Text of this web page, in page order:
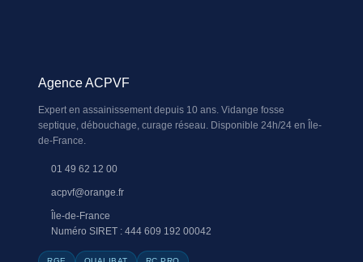
Agence ACPVF
Expert en assainissement depuis 10 ans. Vidange fosse
septique, débouchage, curage réseau. Disponible 24h/24 en Île-
de-France.
01 49 62 12 00
acpvf@orange.fr
Île-de-France
Numéro SIRET : 444 609 192 00042